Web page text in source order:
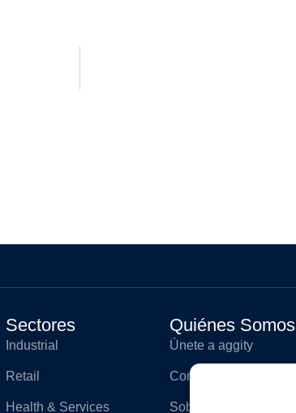
Sectores
Industrial
Retail
Health & Services
Quiénes Somos
Únete a aggity
Contacto
Sobre aggity